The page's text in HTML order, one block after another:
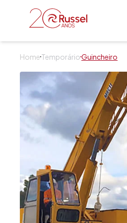
Russel Serviços
Home TemporárioGuincheiro